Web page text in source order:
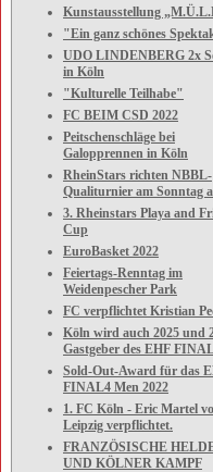
Kunstausstellung
"Ein ganz schönes
UDO LINDENBERG 2x
in Köln
"Kulturelle Teilhabe"
FC BEIM CSD 2022
Peitschenschläge bei
Galopprennen in Köln
RheinStars richten NBBL-
Qualiturnier am Sonntag
3. Rheinstars Playa and
Cup
EuroBasket 2022
Feiertags-Renntag im
Weidenpescher Park
FC verpflichtet Kristian
Köln wird auch 2025 und
Gastgeber des EHF
Sold-Out-Award für das
FINAL4 Men 2022
1. FC Köln - Eric Martel
Leipzig verpflichtet.
FRANZÖSISCHE
UND KÖLNER KAMPF